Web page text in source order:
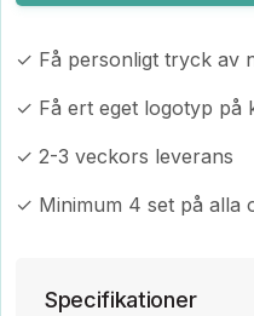
✓ Få personligt tryck av
✓ Få ert eget logotyp på
✓ 2-3 veckors leverans
✓ Minimum 4 set på alla
Specifikationer